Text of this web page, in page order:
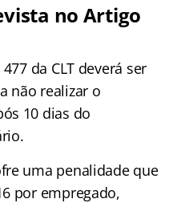
no Artigo
da CLT deverá ser
não realizar o
10 dias do
uma penalidade que
por empregado,